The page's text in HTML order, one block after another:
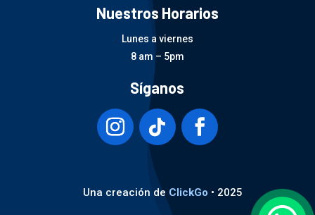
Nuestros Horarios
Lunes a viernes
8 am – 5pm
Síganos
Una creación de ClickGo • 2025